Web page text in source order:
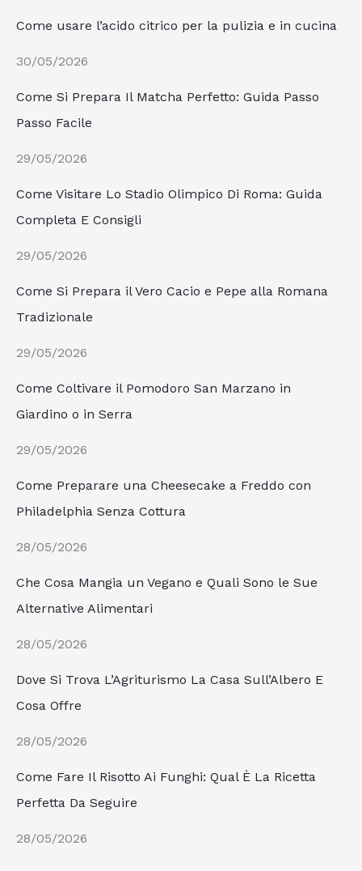
Come usare l’acido citrico per la pulizia e in cucina
30/05/2026
Come Si Prepara Il Matcha Perfetto: Guida Passo
Passo Facile
29/05/2026
Come Visitare Lo Stadio Olimpico Di Roma: Guida
Completa E Consigli
29/05/2026
Come Si Prepara il Vero Cacio e Pepe alla Romana
Tradizionale
29/05/2026
Come Coltivare il Pomodoro San Marzano in
Giardino o in Serra
29/05/2026
Come Preparare una Cheesecake a Freddo con
Philadelphia Senza Cottura
28/05/2026
Che Cosa Mangia un Vegano e Quali Sono le Sue
Alternative Alimentari
28/05/2026
Dove Si Trova L’Agriturismo La Casa Sull’Albero E
Cosa Offre
28/05/2026
Come Fare Il Risotto Ai Funghi: Qual È La Ricetta
Perfetta Da Seguire
28/05/2026